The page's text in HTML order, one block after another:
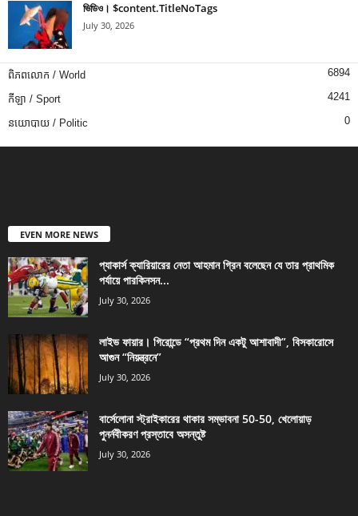
ভিডিও। $content.TitleNoTags
July 30, 2026
ពិភពលោក / World 6894
កីឡា / Sport 4241
នយោបាយ / Politic 0
EVEN MORE NEWS
প্যাকার্স ক্যারিয়ারের নেতা আহমান গ্রিন বলেছেন যে তার প্রাথমিক
পর্যায়ে পারকিনসন...
July 30, 2026
লাইভ ফায়ার। গিরোন্ডে “প্রথম দিন একটু আশাবাদী”, বিসকারোসে
আগুন “নিয়ন্ত্রনে”
July 30, 2026
বার্সেলোনা স্ট্রাইকারের থাকার সম্ভাবনা 50-50, খেলোয়াড়
পুনর্নবীকরণ প্রস্তাবে অসন্তুষ্ট
July 30, 2026